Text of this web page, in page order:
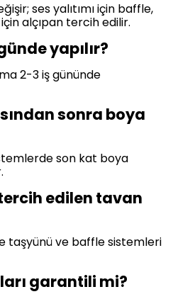
ses yalıtımı için baffle,
alçıpan tercih edilir.
yapılır?
2-3 iş gününde
sonra boya
son kat boya
edilen tavan
taşyünü ve baffle sistemleri
garantili mi?